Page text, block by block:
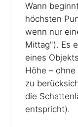
Wann
höchsten
wenn nur
Mittag"). Es
eines
Höhe –
zu
die
entspricht).